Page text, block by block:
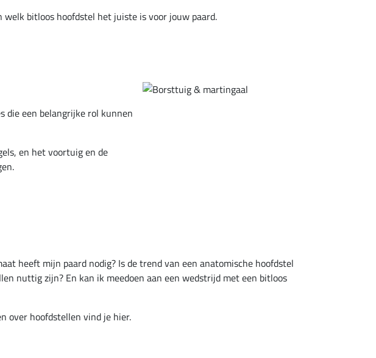
bitloos hoofdstel het juiste is voor jouw paard.
die een belangrijke rol kunnen
en het voortuig en de
heeft mijn paard nodig? Is de trend van een anatomische hoofdstel
nuttig zijn? En kan ik meedoen aan een wedstrijd met een bitloos
over hoofdstellen vind je hier.